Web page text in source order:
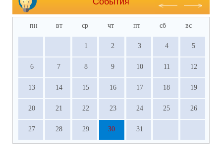
пн вт ср чт пт сб вс
1 2 3 4 5
6 7 8 9 10 11 12
13 14 15 16 17 18 19
20 21 22 23 24 25 26
27 28 29 30 31